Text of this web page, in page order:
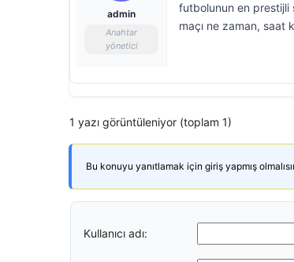
admin
Anahtar
yönetici
futbolunun en prestijli
maçı ne zaman, saat
1 yazı görüntüleniyor (toplam 1)
Bu konuyu yanıtlamak için giriş yapmış
Kullanıcı adı: